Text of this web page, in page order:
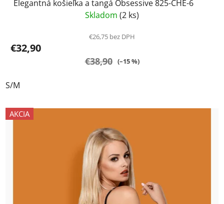
Elegantná košieľka a tangá Obsessive 825-CHE-6
Skladom (2 ks)
€26,75 bez DPH
€32,90
€38,90 (–15 %)
S/M
AKCIA